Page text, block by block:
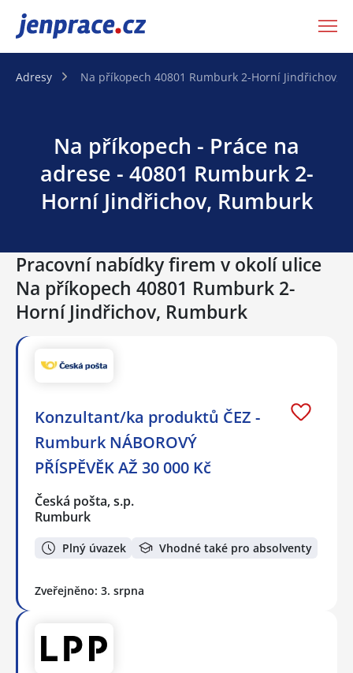
JenPráce.cz
Adresy Na příkopech 40801 Rumburk 2-Horní Jindřichov,
Na příkopech - Práce na
adrese - 40801 Rumburk 2-
Horní Jindřichov, Rumburk
Pracovní nabídky firem v okolí ulice
Na příkopech 40801 Rumburk 2-
Horní Jindřichov, Rumburk
Konzultant/ka produktů ČEZ -
Rumburk NÁBOROVÝ
PŘÍSPĚVĚK AŽ 30 000 Kč
Česká pošta, s.p.
Rumburk
Plný úvazek Vhodné také pro absolventy
Zveřejněno: 3. srpna